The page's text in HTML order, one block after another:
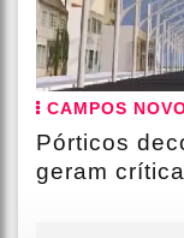
CAMPOS
Pórticos
geram